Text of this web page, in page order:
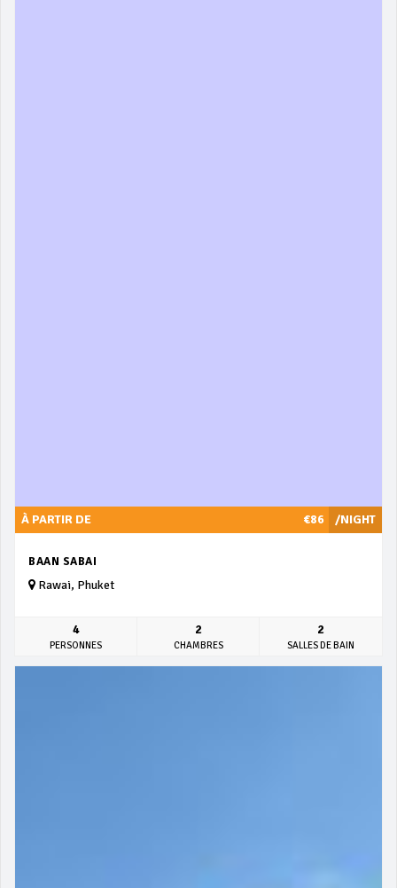
/NIGHT
À PARTIR DE €86
BAAN SABAI
Rawai, Phuket
4
PERSONNES
2
CHAMBRES
2
SALLES DE BAIN